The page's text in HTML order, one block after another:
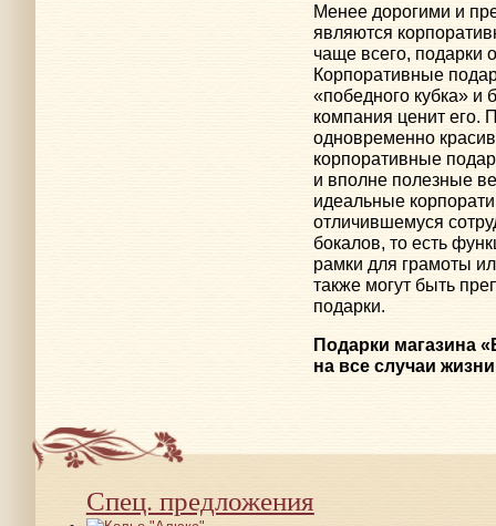
Менее дорогими и
являются
чаще всего, подарки
Корпоративные
«победного кубка» и
компания ценит его.
одновременно
корпоративные
и вполне полезные
идеальные
отличившемуся
бокалов, то есть
рамки для грамоты
также могут быть
подарки.
Подарки магазина
на все случаи
Спец. предложения